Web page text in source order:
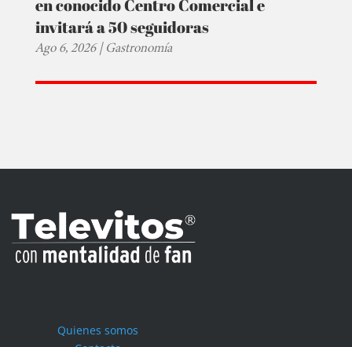
en conocido Centro Comercial e
invitará a 50 seguidoras
Ago 6, 2026|Gastronomía
Quienes somos